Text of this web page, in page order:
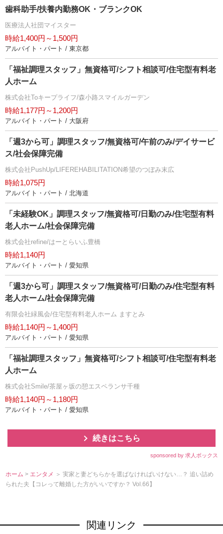
歯科助手/扶養内勤務OK・ブランクOK
医療法人社団マイスター
時給1,400円～1,500円
アルバイト・パート / 東京都
「福祉調理スタッフ」無資格可/シフト相談可/住宅型有料老
人ホーム
株式会社Toキープライフ/森小路スマイルガーデン
時給1,177円～1,200円
アルバイト・パート / 大阪府
「週3から可」調理スタッフ/無資格可/午前のみ/デイサービ
ス/社会保障完備
株式会社PushUp/LIFEREHABILITATION希望のつぼみ末広
時給1,075円
アルバイト・パート / 北海道
「未経験OK」調理スタッフ/無資格可/日勤のみ/住宅型有料
老人ホーム/社会保障完備
株式会社refine/はーとらいふ豊橋
時給1,140円
アルバイト・パート / 愛知県
「週3から可」調理スタッフ/無資格可/日勤のみ/住宅型有料
老人ホーム/社会保障完備
有限会社緑風会/住宅型有料老人ホーム ますとみ
時給1,140円～1,400円
アルバイト・パート / 愛知県
「福祉調理スタッフ」無資格可/シフト相談可/住宅型有料老
人ホーム
株式会社Smile/茶屋ヶ坂の憩エスペランサ千種
時給1,140円～1,180円
アルバイト・パート / 愛知県
続きはこちら
sponsored by 求人ボックス
ホーム > エンタメ ＞ 実家と妻どちらかを選ばなければいけない…？ 追い詰め
られた夫【コレって離婚した方がいいですか？ Vol.66】
関連リンク